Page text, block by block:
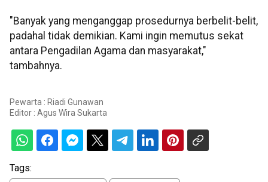
"Banyak yang menganggap prosedurnya berbelit-belit,
padahal tidak demikian. Kami ingin memutus sekat
antara Pengadilan Agama dan masyarakat,"
tambahnya.
Pewarta : Riadi Gunawan
Editor : Agus Wira Sukarta
Tags: